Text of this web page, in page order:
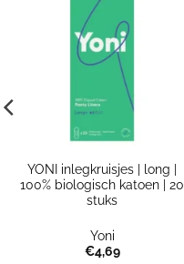
YONI inlegkruisjes | long |
100% biologisch katoen | 20
stuks
Yoni
€4,69